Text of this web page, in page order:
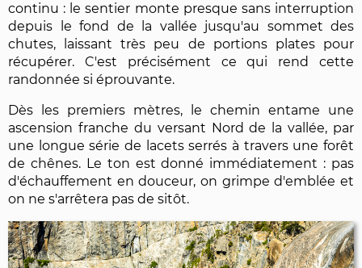
continu : le sentier monte presque sans interruption
depuis le fond de la vallée jusqu'au sommet des
chutes, laissant très peu de portions plates pour
récupérer. C'est précisément ce qui rend cette
randonnée si éprouvante.
Dès les premiers mètres, le chemin entame une
ascension franche du versant Nord de la vallée, par
une longue série de lacets serrés à travers une forêt
de chênes. Le ton est donné immédiatement : pas
d'échauffement en douceur, on grimpe d'emblée et
on ne s'arrêtera pas de sitôt.